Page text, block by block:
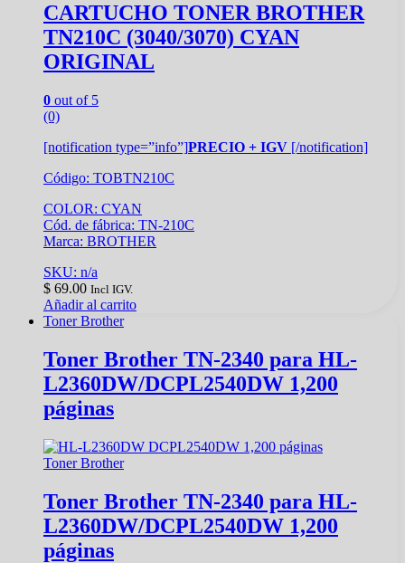
CARTUCHO TONER BROTHER
TN210C (3040/3070) CYAN
ORIGINAL
0 out of 5
(0)
[notification type=”info”]PRECIO + IGV [/notification]
Código: TOBTN210C
COLOR: CYAN
Cód. de fábrica: TN-210C
Marca: BROTHER
SKU: n/a
$ 69.00 Incl IGV.
Añadir al carrito
Toner Brother
Toner Brother TN-2340 para HL-
L2360DW/DCPL2540DW 1,200
páginas
Toner Brother
Toner Brother TN-2340 para HL-
L2360DW/DCPL2540DW 1,200
páginas